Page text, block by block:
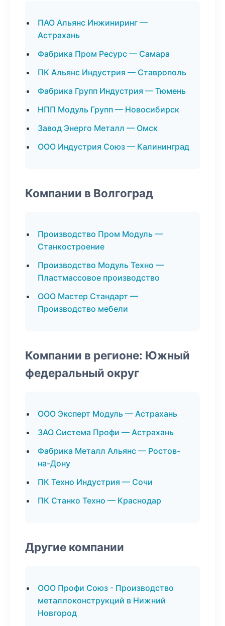
ПАО Альянс Инжиниринг —
Астрахань
Фабрика Пром Ресурс — Самара
ПК Альянс Индустрия — Ставрополь
Фабрика Групп Индустрия — Тюмень
НПП Модуль Групп — Новосибирск
Завод Энерго Металл — Омск
ООО Индустрия Союз — Калининград
Компании в Волгоград
Производство Пром Модуль —
Станкостроение
Производство Модуль Техно —
Пластмассовое производство
ООО Мастер Стандарт —
Производство мебели
Компании в регионе: Южный
федеральный округ
ООО Эксперт Модуль — Астрахань
ЗАО Система Профи — Астрахань
Фабрика Металл Альянс — Ростов-
на-Дону
ПК Техно Индустрия — Сочи
ПК Станко Техно — Краснодар
Другие компании
ООО Профи Союз - Производство
металлоконструкций в Нижний
Новгород